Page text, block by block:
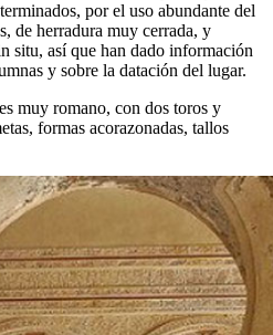
por el uso abundante del
de herradura muy cerrada, y
situ, así que han dado información
y sobre la datación del lugar.
muy romano, con dos toros y
formas acorazonadas, tallos